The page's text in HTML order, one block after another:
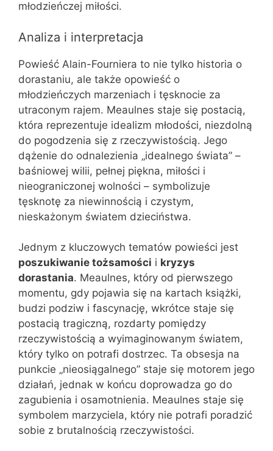
młodzieńczej miłości.
Analiza i interpretacja
Powieść Alain-Fourniera to nie tylko historia o
dorastaniu, ale także opowieść o
młodzieńczych marzeniach i tęsknocie za
utraconym rajem. Meaulnes staje się postacią,
która reprezentuje idealizm młodości, niezdolną
do pogodzenia się z rzeczywistością. Jego
dążenie do odnalezienia „idealnego świata” –
baśniowej wilii, pełnej piękna, miłości i
nieograniczonej wolności – symbolizuje
tęsknotę za niewinnością i czystym,
nieskażonym światem dzieciństwa.
Jednym z kluczowych tematów powieści jest
poszukiwanie tożsamości i kryzys
dorastania. Meaulnes, który od pierwszego
momentu, gdy pojawia się na kartach książki,
budzi podziw i fascynację, wkrótce staje się
postacią tragiczną, rozdarty pomiędzy
rzeczywistością a wyimaginowanym światem,
który tylko on potrafi dostrzec. Ta obsesja na
punkcie „nieosiągalnego” staje się motorem jego
działań, jednak w końcu doprowadza go do
zagubienia i osamotnienia. Meaulnes staje się
symbolem marzyciela, który nie potrafi poradzić
sobie z brutalnością rzeczywistości.